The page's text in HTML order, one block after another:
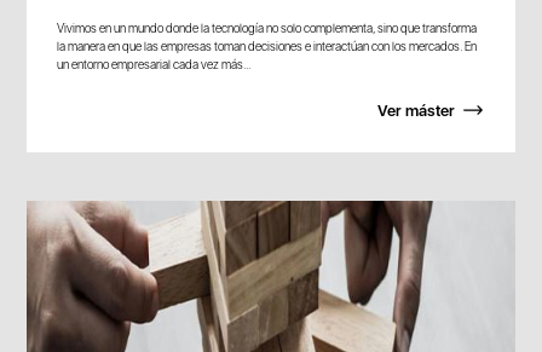
Vivimos en un mundo donde la tecnología no solo complementa, sino que transforma
la manera en que las empresas toman decisiones e interactúan con los mercados. En
un entorno empresarial cada vez más...
Ver máster